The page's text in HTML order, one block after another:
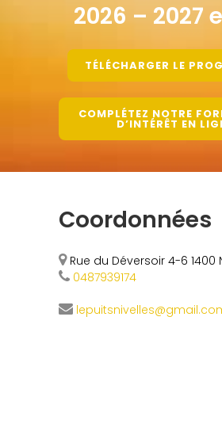
2026 – 2027
TÉLÉCHARGER LE
COMPLÉTEZ NOTRE
D’INTÉRÊT EN
Coordonnées
Rue du Déversoir 4-6 1400
0487939174